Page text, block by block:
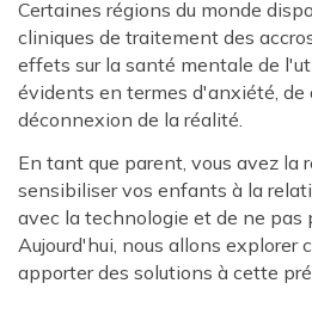
Certaines régions du monde
cliniques de traitement des
effets sur la santé mentale de
évidents en termes d'anxiété, de
déconnexion de la réalité.
En tant que parent, vous avez la
sensibiliser vos enfants à la
avec la technologie et de ne pas
Aujourd'hui, nous allons explorer
apporter des solutions à cette